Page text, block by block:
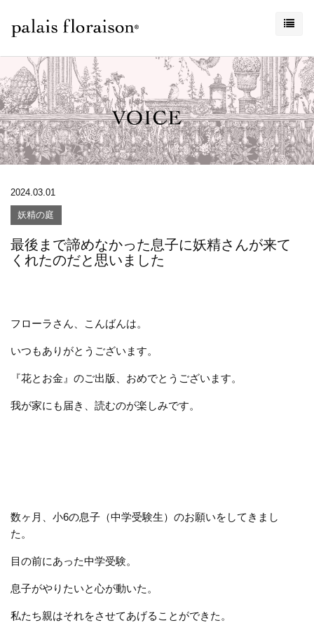
2024.03.01
妖精の庭
最後まで諦めなかった息子に妖精さんが来て
くれたのだと思いました
フローラさん、こんばんは。
いつもありがとうございます。
『花とお金』のご出版、おめでとうございます。
我が家にも届き、読むのが楽しみです。
数ヶ月、小6の息子（中学受験生）のお願いをしてきまし
た。
目の前にあった中学受験。
息子がやりたいと心が動いた。
私たち親はそれをさせてあげることができた。